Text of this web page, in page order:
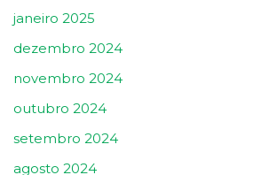
janeiro 2025
dezembro 2024
novembro 2024
outubro 2024
setembro 2024
agosto 2024